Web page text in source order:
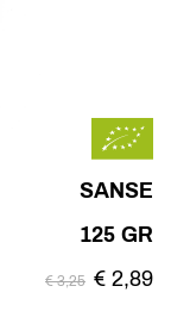
SANSE
125 GR
€ 3,25 € 2,89